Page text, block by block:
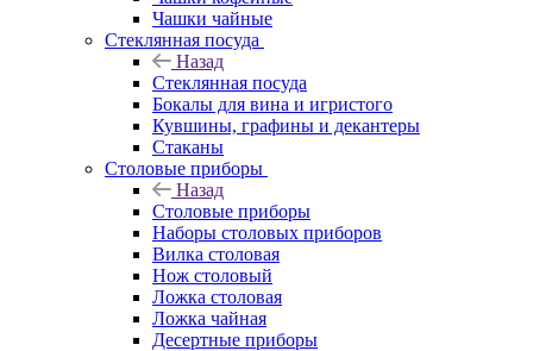
Чашки чайные
Стеклянная посуда
Назад
Стеклянная посуда
Бокалы для вина и игристого
Кувшины, графины и декантеры
Стаканы
Столовые приборы
Назад
Столовые приборы
Наборы столовых приборов
Вилка столовая
Нож столовый
Ложка столовая
Ложка чайная
Десертные приборы